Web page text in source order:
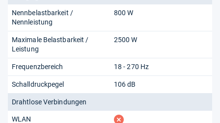
Nennbelastbarkeit /
Nennleistung
800 W
Maximale Belastbarkeit /
Leistung
2500 W
Frequenzbereich 18 - 270 Hz
Schalldruckpegel 106 dB
Drahtlose Verbindungen
WLAN fehlt